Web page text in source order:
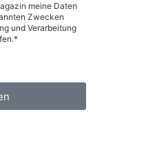
meine Daten
Zwecken
und Verarbeitung